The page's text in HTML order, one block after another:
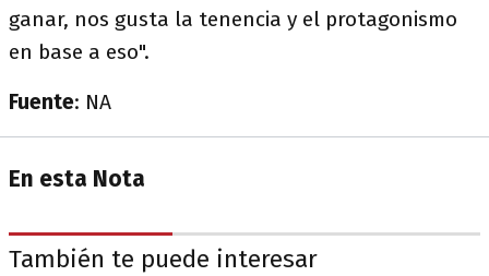
ganar, nos gusta la tenencia y el protagonismo
en base a eso".
Fuente: NA
En esta Nota
También te puede interesar